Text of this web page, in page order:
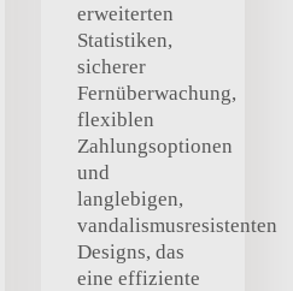
erweiterten
Statistiken,
sicherer
Fernüberwachung,
flexiblen
Zahlungsoptionen
und
langlebigen,
vandalismusresistenten
Designs, das
eine effiziente